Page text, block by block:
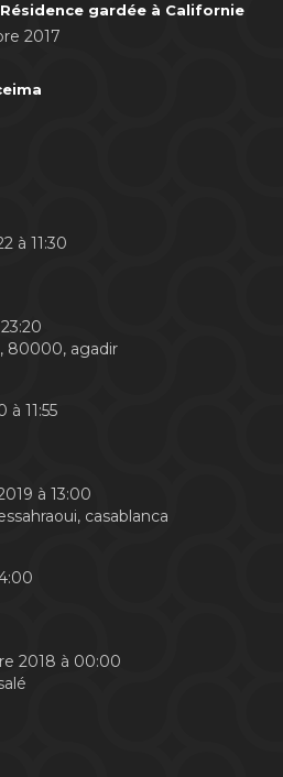
gardée à Californie
2017
à 11:30
80000, agadir
11:55
à 13:00
casablanca
2018 à 00:00